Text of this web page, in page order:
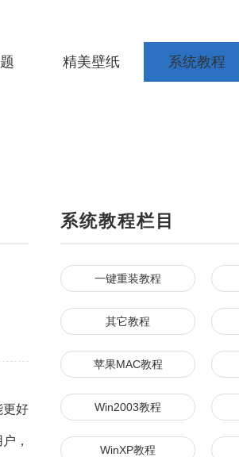
精美壁纸 系统教程
更好
，
系统教程栏目
一键重装教程
其它教程
苹果MAC教程
Win2003教程
WinXP教程